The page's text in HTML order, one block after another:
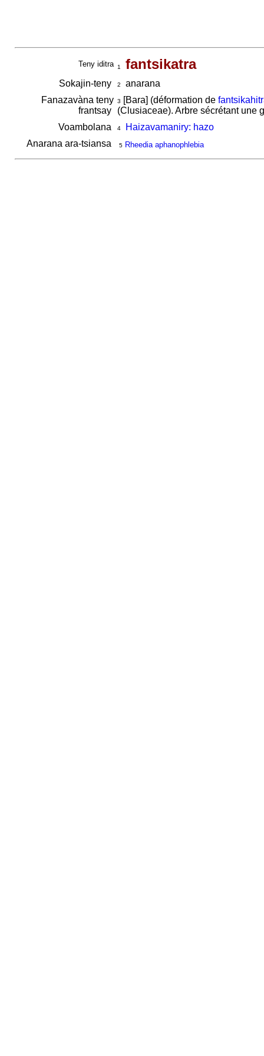
Teny iditra 1 fantsikatra
Sokajin-teny 2
anarana
Fanazavàna teny
frantsay
3 [Bara] (déformation de
(Clusiaceae). Arbre sécrétant une
Voambolana
4
Haizavamaniry: hazo
Anarana ara-tsiansa
5 Rheedia aphanophlebia